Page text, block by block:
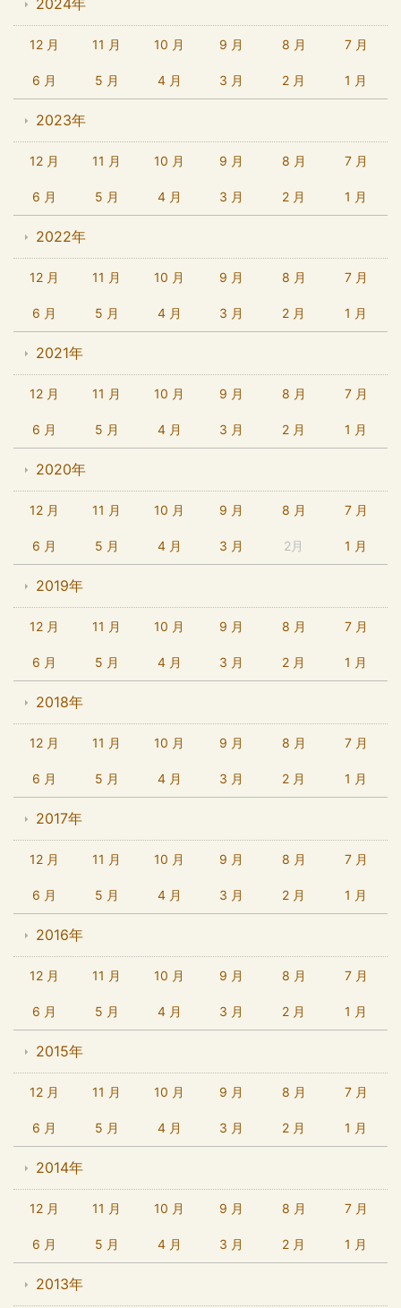
2024年
12 月 11 月 10 月 9 月 8 月 7 月
6 月 5 月 4 月 3 月 2 月 1 月
2023年
12 月 11 月 10 月 9 月 8 月 7 月
6 月 5 月 4 月 3 月 2 月 1 月
2022年
12 月 11 月 10 月 9 月 8 月 7 月
6 月 5 月 4 月 3 月 2 月 1 月
2021年
12 月 11 月 10 月 9 月 8 月 7 月
6 月 5 月 4 月 3 月 2 月 1 月
2020年
12 月 11 月 10 月 9 月 8 月 7 月
6 月 5 月 4 月 3 月 2月 1 月
2019年
12 月 11 月 10 月 9 月 8 月 7 月
6 月 5 月 4 月 3 月 2 月 1 月
2018年
12 月 11 月 10 月 9 月 8 月 7 月
6 月 5 月 4 月 3 月 2 月 1 月
2017年
12 月 11 月 10 月 9 月 8 月 7 月
6 月 5 月 4 月 3 月 2 月 1 月
2016年
12 月 11 月 10 月 9 月 8 月 7 月
6 月 5 月 4 月 3 月 2 月 1 月
2015年
12 月 11 月 10 月 9 月 8 月 7 月
6 月 5 月 4 月 3 月 2 月 1 月
2014年
12 月 11 月 10 月 9 月 8 月 7 月
6 月 5 月 4 月 3 月 2 月 1 月
2013年